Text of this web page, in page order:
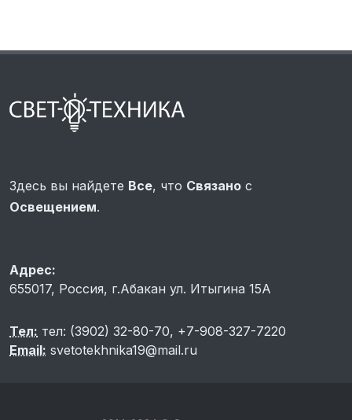
Здесь вы найдете Все, что Связано с
Освещением.
Адрес:
655017, Россия, г.Абакан ул. Итыгина 15A
Тел: тел: (3902) 32-80-70, +7-908-327-7220
Email: svetotekhnika19@mail.ru